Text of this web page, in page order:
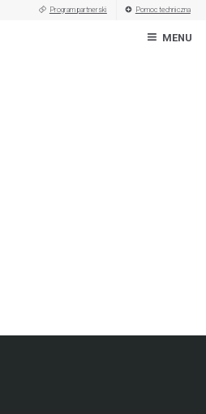
Program partnerski Pomoc techniczna
MENU